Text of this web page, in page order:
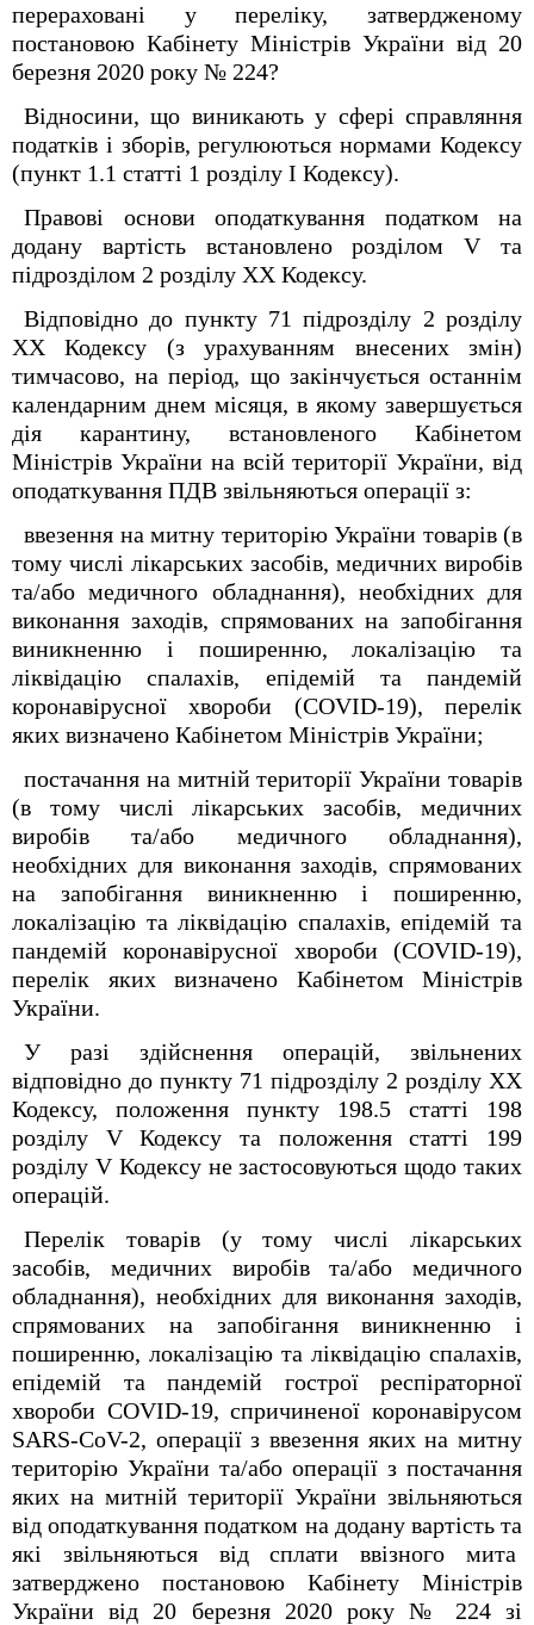
перераховані у переліку, затвердженому
постановою Кабінету Міністрів України від 20
березня 2020 року № 224?
Відносини, що виникають у сфері справляння
податків і зборів, регулюються нормами Кодексу
(пункт 1.1 статті 1 розділу І Кодексу).
Правові основи оподаткування податком на
додану вартість встановлено розділом V та
підрозділом 2 розділу XX Кодексу.
Відповідно до пункту 71 підрозділу 2 розділу
ХХ Кодексу (з урахуванням внесених змін)
тимчасово, на період, що закінчується останнім
календарним днем місяця, в якому завершується
дія карантину, встановленого Кабінетом
Міністрів України на всій території України, від
оподаткування ПДВ звільняються операції з:
ввезення на митну територію України товарів (в
тому числі лікарських засобів, медичних виробів
та/або медичного обладнання), необхідних для
виконання заходів, спрямованих на запобігання
виникненню і поширенню, локалізацію та
ліквідацію спалахів, епідемій та пандемій
коронавірусної хвороби (COVID-19), перелік
яких визначено Кабінетом Міністрів України;
постачання на митній території України товарів
(в тому числі лікарських засобів, медичних
виробів та/або медичного обладнання),
необхідних для виконання заходів, спрямованих
на запобігання виникненню і поширенню,
локалізацію та ліквідацію спалахів, епідемій та
пандемій коронавірусної хвороби (COVID-19),
перелік яких визначено Кабінетом Міністрів
України.
У разі здійснення операцій, звільнених
відповідно до пункту 71 підрозділу 2 розділу ХХ
Кодексу, положення пункту 198.5 статті 198
розділу V Кодексу та положення статті 199
розділу V Кодексу не застосовуються щодо таких
операцій.
Перелік товарів (у тому числі лікарських
засобів, медичних виробів та/або медичного
обладнання), необхідних для виконання заходів,
спрямованих на запобігання виникненню і
поширенню, локалізацію та ліквідацію спалахів,
епідемій та пандемій гострої респіраторної
хвороби COVID-19, спричиненої коронавірусом
SARS-CoV-2, операції з ввезення яких на митну
територію України та/або операції з постачання
яких на митній території України звільняються
від оподаткування податком на додану вартість та
які звільняються від сплати ввізного мита
затверджено постановою Кабінету Міністрів
України від 20 березня 2020 року № 224 зі